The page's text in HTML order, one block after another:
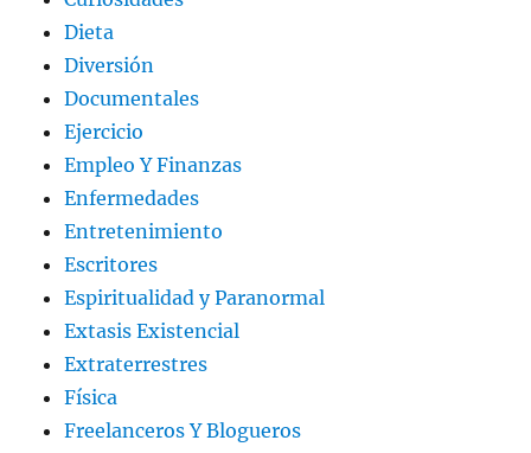
Dieta
Diversión
Documentales
Ejercicio
Empleo Y Finanzas
Enfermedades
Entretenimiento
Escritores
Espiritualidad y Paranormal
Extasis Existencial
Extraterrestres
Física
Freelanceros Y Blogueros